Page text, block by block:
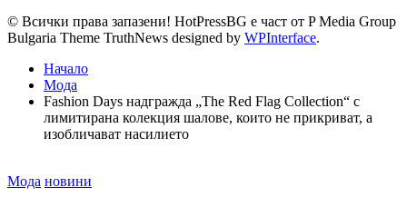
© Всички права запазени! HotPressBG е част от P Media Group
Bulgaria Theme TruthNews designed by WPInterface.
Начало
Мода
Fashion Days надгражда „The Red Flag Collection“ с
лимитирана колекция шалове, които не прикриват, а
изобличават насилието
Posted
Мода новини